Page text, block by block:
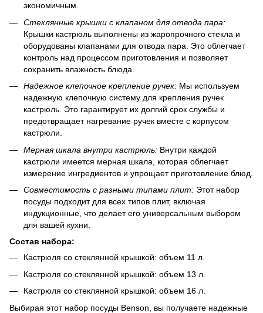
экономичным.
Стеклянные крышки с клапаном для отвода пара:
Крышки кастрюль выполнены из жаропрочного стекла и
оборудованы клапанами для отвода пара. Это облегчает
контроль над процессом приготовления и позволяет
сохранить влажность блюда.
Надежное клепочное крепление ручек: Мы используем
надежную клепочную систему для крепления ручек
кастрюль. Это гарантирует их долгий срок службы и
предотвращает нагревание ручек вместе с корпусом
кастрюли.
Мерная шкала внутри кастрюль: Внутри каждой
кастрюли имеется мерная шкала, которая облегчает
измерение ингредиентов и упрощает приготовление блюд.
Совместимость с разными типами плит: Этот набор
посуды подходит для всех типов плит, включая
индукционные, что делает его универсальным выбором
для вашей кухни.
Состав набора:
Кастрюля со стеклянной крышкой: объем 11 л.
Кастрюля со стеклянной крышкой: объем 13 л.
Кастрюля со стеклянной крышкой: объем 16 л.
Выбирая этот набор посуды Benson, вы получаете надежные